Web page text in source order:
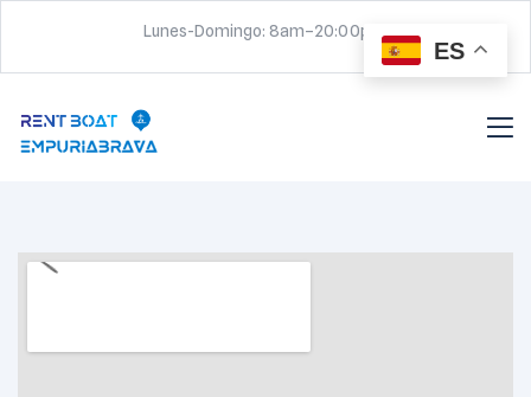
Lunes-Domingo: 8am–20:00pm
ES